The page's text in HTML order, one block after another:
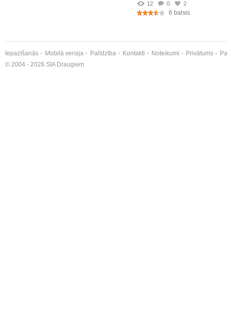
12 0 2
6 balsis
Iepazīšanās Mobilā versija Palīdzība Kontakti Noteikumi Privātums
© 2004 - 2026 SIA Draugiem